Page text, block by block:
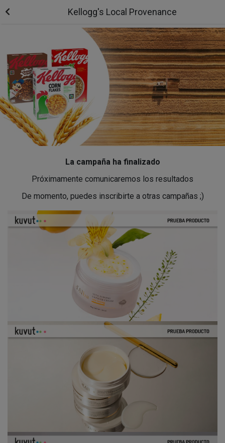
Kellogg's Local Provenance
La campaña ha finalizado
Próximamente comunicaremos los resultados
De momento, puedes inscribirte a otras campañas ;)